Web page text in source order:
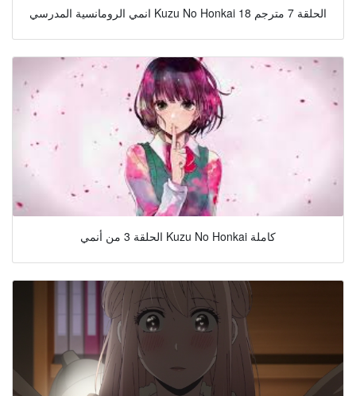
انمي الرومانسية المدرسي Kuzu No Honkai الحلقة 7 مترجم 18
الحلقة 3 من أنمي Kuzu No Honkai كاملة